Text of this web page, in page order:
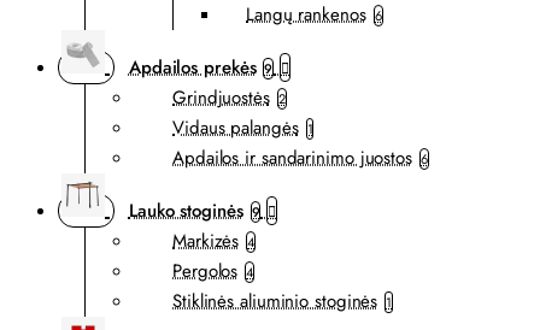
Langų rankenos 6
Apdailos prekės 9
Grindjuostės 2
Vidaus palangės 1
Apdailos ir sandarinimo juostos 6
Lauko stoginės 9
Markizės 4
Pergolos 4
Stiklinės aliuminio stoginės 1